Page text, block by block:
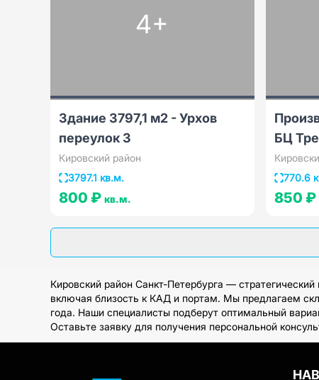
4+
Здание 3797,1 м2 - Урхов
переулок 3
Кировский район
3797.1 кв.м.
800 ₽ кв.м.
БЦ
770.6
850 ₽
Кировский район Санкт-Петербурга —
включая близость к КАД и портам. Мы предлагаем
года. Наши специалисты подберут оптимальный
Оставьте заявку для получения персональной